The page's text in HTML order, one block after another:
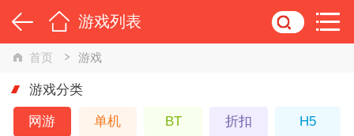
游戏列表
首页 游戏
游戏分类
网游 单机 BT 折扣 H5